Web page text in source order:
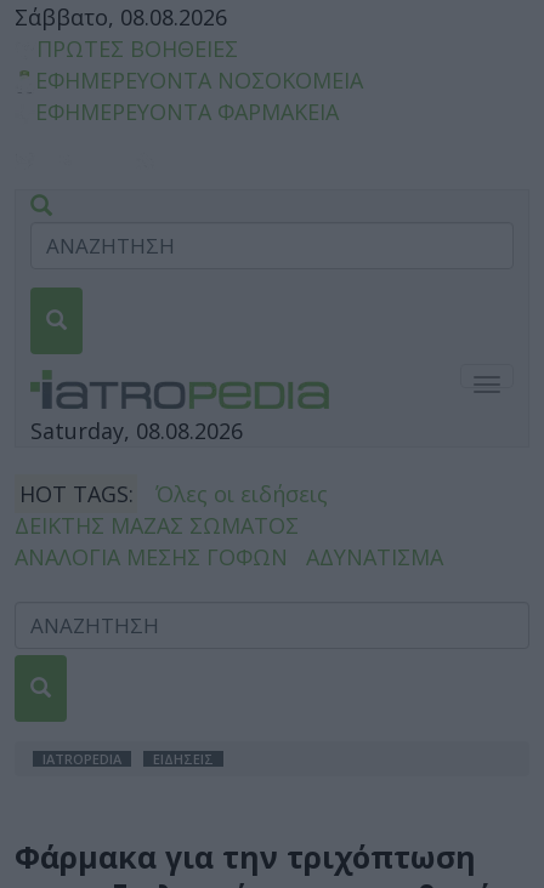
Σάββατο, 08.08.2026
ΠΡΩΤΕΣ ΒΟΗΘΕΙΕΣ
ΕΦΗΜΕΡΕΥΟΝΤΑ ΝΟΣΟΚΟΜΕΙΑ
ΕΦΗΜΕΡΕΥΟΝΤΑ ΦΑΡΜΑΚΕΙΑ
Saturday, 08.08.2026
HOT TAGS:
Όλες οι ειδήσεις
ΔΕΙΚΤΗΣ ΜΑΖΑΣ ΣΩΜΑΤΟΣ
ΑΝΑΛΟΓΙΑ ΜΕΣΗΣ ΓΟΦΩΝ
ΑΔΥΝΑΤΙΣΜΑ
IATROPEDIA ΕΙΔΗΣΕΙΣ
Φάρμακα για την τριχόπτωση